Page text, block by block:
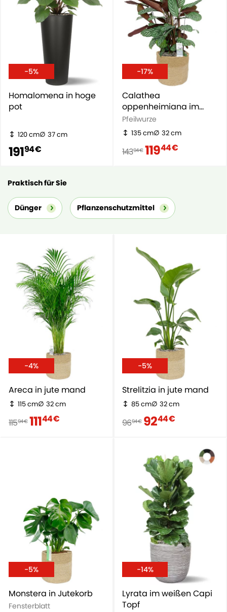
-5%
Homalomena in hoge
pot
120 cm 37 cm
19194 €
-17%
Calathea
oppenheimiana im
Korb
Pfeilwurze
135 cm 32 cm
14394 € 11944 €
Praktisch für Sie
Dünger Pflanzenschutzmittel
-4%
Areca in jute mand
115 cm 32 cm
11594 € 11144 €
-5%
Strelitzia in jute mand
85 cm 32 cm
9694 € 9244 €
-5%
Monstera in Jutekorb
Fensterblatt
-14%
Lyrata im weißen Capi
Topf